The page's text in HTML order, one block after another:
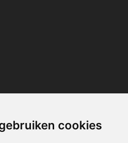
cookies